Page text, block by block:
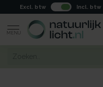
Excl. btw Incl. btw
MENU